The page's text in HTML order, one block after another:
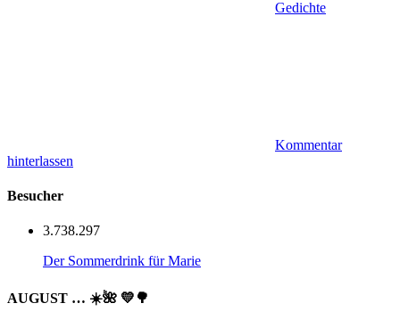
Gedichte
Kommentar
hinterlassen
Besucher
3.738.297
Der Sommerdrink für Marie
AUGUST … ☀️🌺 💛🌳